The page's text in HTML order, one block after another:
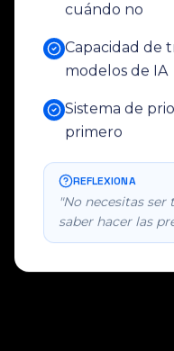
cuándo no
Capacidad de
modelos de IA
Sistema de
primero
REFLEXIONA
"No necesitas ser
saber hacer las